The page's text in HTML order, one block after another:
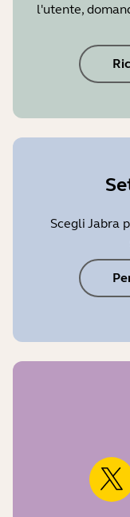
l'utente,
Scegli Jabra